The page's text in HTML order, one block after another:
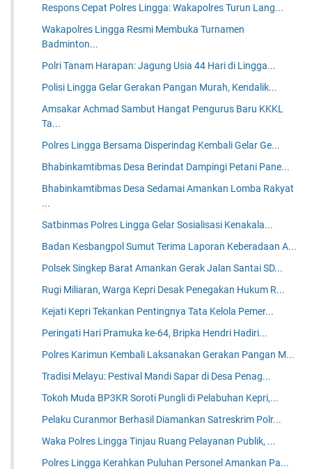
Respons Cepat Polres Lingga: Wakapolres Turun Lang...
Wakapolres Lingga Resmi Membuka Turnamen
Badminton...
Polri Tanam Harapan: Jagung Usia 44 Hari di Lingga...
Polisi Lingga Gelar Gerakan Pangan Murah, Kendalik...
Amsakar Achmad Sambut Hangat Pengurus Baru KKKL
Ta...
Polres Lingga Bersama Disperindag Kembali Gelar Ge...
Bhabinkamtibmas Desa Berindat Dampingi Petani Pane...
Bhabinkamtibmas Desa Sedamai Amankan Lomba Rakyat
...
Satbinmas Polres Lingga Gelar Sosialisasi Kenakala...
Badan Kesbangpol Sumut Terima Laporan Keberadaan A...
Polsek Singkep Barat Amankan Gerak Jalan Santai SD...
Rugi Miliaran, Warga Kepri Desak Penegakan Hukum R...
Kejati Kepri Tekankan Pentingnya Tata Kelola Pemer...
Peringati Hari Pramuka ke-64, Bripka Hendri Hadiri...
Polres Karimun Kembali Laksanakan Gerakan Pangan M...
Tradisi Melayu: Pestival Mandi Sapar di Desa Penag...
Tokoh Muda BP3KR Soroti Pungli di Pelabuhan Kepri,...
Pelaku Curanmor Berhasil Diamankan Satreskrim Polr...
Waka Polres Lingga Tinjau Ruang Pelayanan Publik, ...
Polres Lingga Kerahkan Puluhan Personel Amankan Pa...